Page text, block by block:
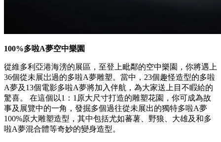
100%多啦A夢空中樂園
從維多利亞港海滂的展區，至登上毗鄰的空中樂園，你將遇上
36個從未展岀過的多啦A夢雕塑。當中，23個趣怪造型的多啦
A夢及13個電影多啦A夢將加入伴航，為大家送上目不睱給的
驚喜。 在這個以1：1原大尺寸打造的雕塑花園，你可成為故
事及展覽中的一角，發掘多個過往從未展出的獨特多啦A夢
100%原大雕塑造型，其中包括尤如蕃薯、野狼、大雄及和多
啦A夢混合體等奇妙的變身造型。